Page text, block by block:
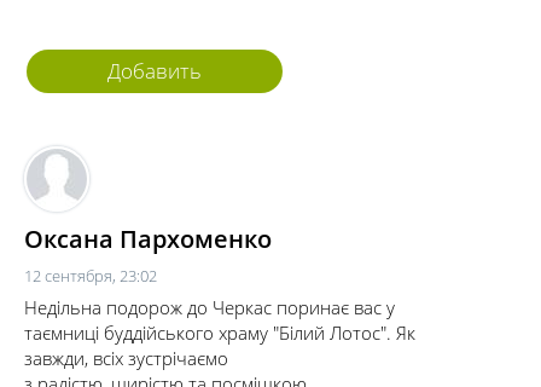
Добавить
Оксана Пархоменко
12 сентября, 23:02
Недільна подорож до Черкас поринає вас у
таємниці буддійського храму "Білий Лотос". Як
завжди, всіх зустрічаємо